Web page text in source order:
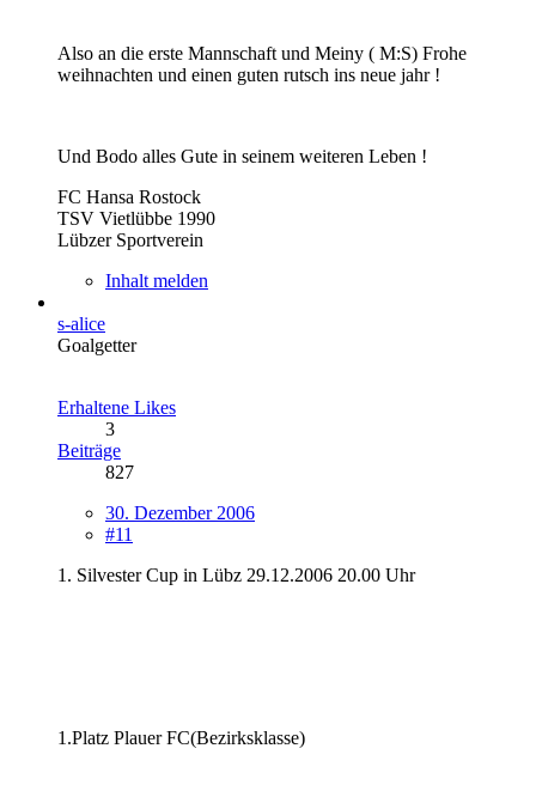
Also an die erste Mannschaft und Meiny ( M:S) Frohe
weihnachten und einen guten rutsch ins neue jahr !
Und Bodo alles Gute in seinem weiteren Leben !
FC Hansa Rostock
TSV Vietlübbe 1990
Lübzer Sportverein
Inhalt melden
s-alice
Goalgetter
Erhaltene Likes
3
Beiträge
827
30. Dezember 2006
#11
1. Silvester Cup in Lübz 29.12.2006 20.00 Uhr
1.Platz Plauer FC(Bezirksklasse)